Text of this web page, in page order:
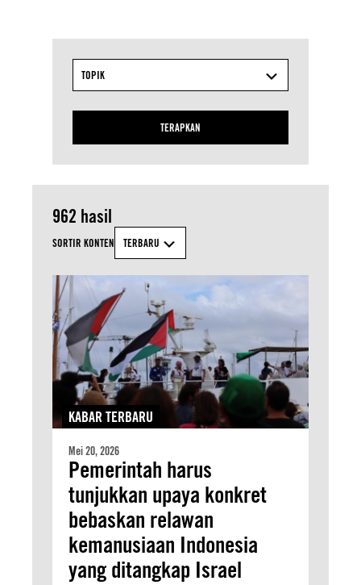
TOPIK
TERAPKAN
962 hasil
SORTIR KONTEN TERBARU
KABAR TERBARU
Mei 20, 2026
Pemerintah harus
tunjukkan upaya konkret
bebaskan relawan
kemanusiaan Indonesia
yang ditangkap Israel